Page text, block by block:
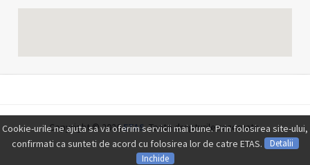
Copyright © 2026ETAS. Toate drepturile rezervate.
Cookie-urile ne ajuta sa va oferim servicii mai bune. Prin folosirea site-ului,
confirmati ca sunteti de acord cu folosirea lor de catre ETAS.
Detalii
Inchide